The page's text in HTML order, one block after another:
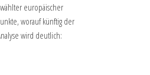
europäischer
worauf künftig der
wird deutlich: